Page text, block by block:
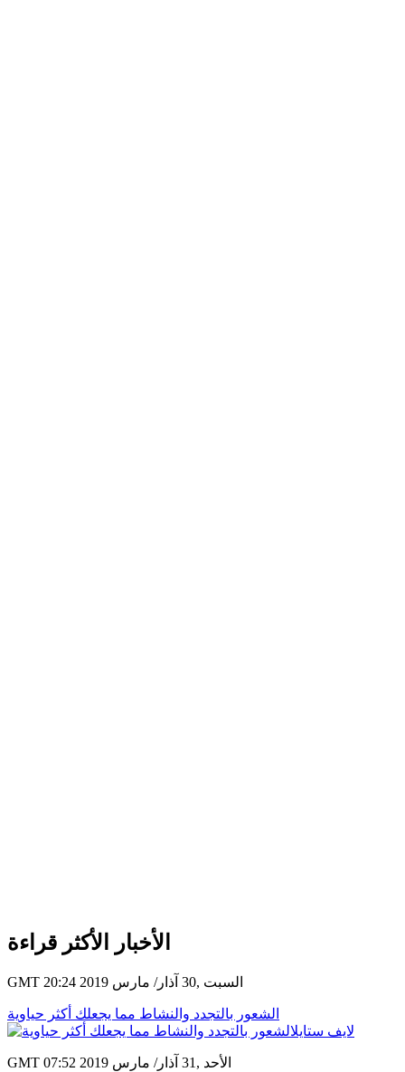
الأخبار الأكثر قراءة
GMT 20:24 2019 السبت ,30 آذار/ مارس
الشعور بالتجدد والنشاط مما يجعلك أكثر حياوية
GMT 07:52 2019 الأحد ,31 آذار/ مارس